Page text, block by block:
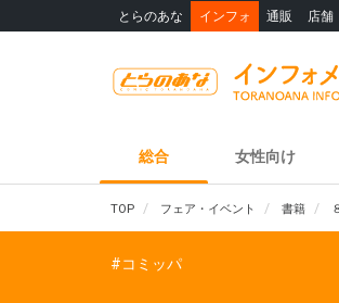
とらのあな インフォ 通販 店舗
総合 女性向け
TOP フェア・イベント 書籍
#コミッパ